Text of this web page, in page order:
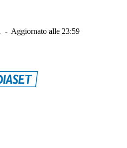
- Aggiornato alle 23:59